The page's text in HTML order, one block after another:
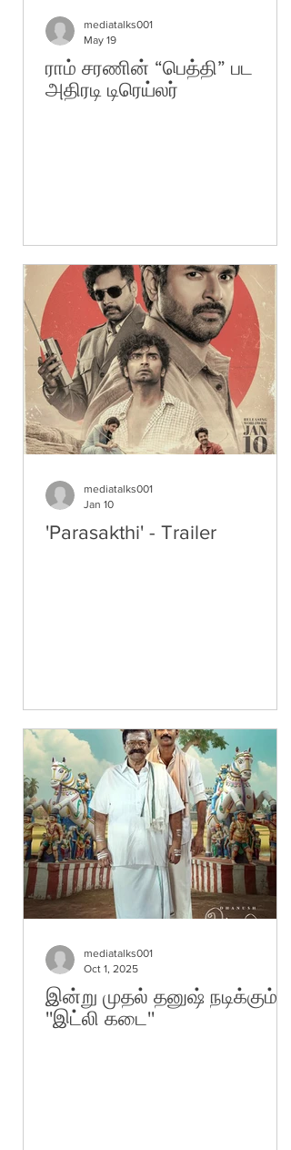
ராம் சரணின் “பெத்தி” பட
அதிரடி டிரெய்லர்
mediatalks001
May 19
'Parasakthi' - Trailer
mediatalks001
Jan 10
இன்று முதல் தனுஷ் நடிக்கும்
''இட்லி கடை''
mediatalks001
Oct 1, 2025